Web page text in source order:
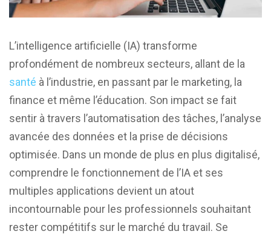
L’intelligence artificielle (IA) transforme
profondément de nombreux secteurs, allant de la
santé à l’industrie, en passant par le marketing, la
finance et même l’éducation. Son impact se fait
sentir à travers l’automatisation des tâches, l’analyse
avancée des données et la prise de décisions
optimisée. Dans un monde de plus en plus digitalisé,
comprendre le fonctionnement de l’IA et ses
multiples applications devient un atout
incontournable pour les professionnels souhaitant
rester compétitifs sur le marché du travail. Se